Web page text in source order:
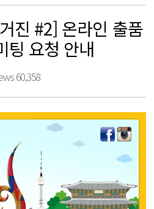
진 #2] 온라인 출품
팅 요청 안내
60,358